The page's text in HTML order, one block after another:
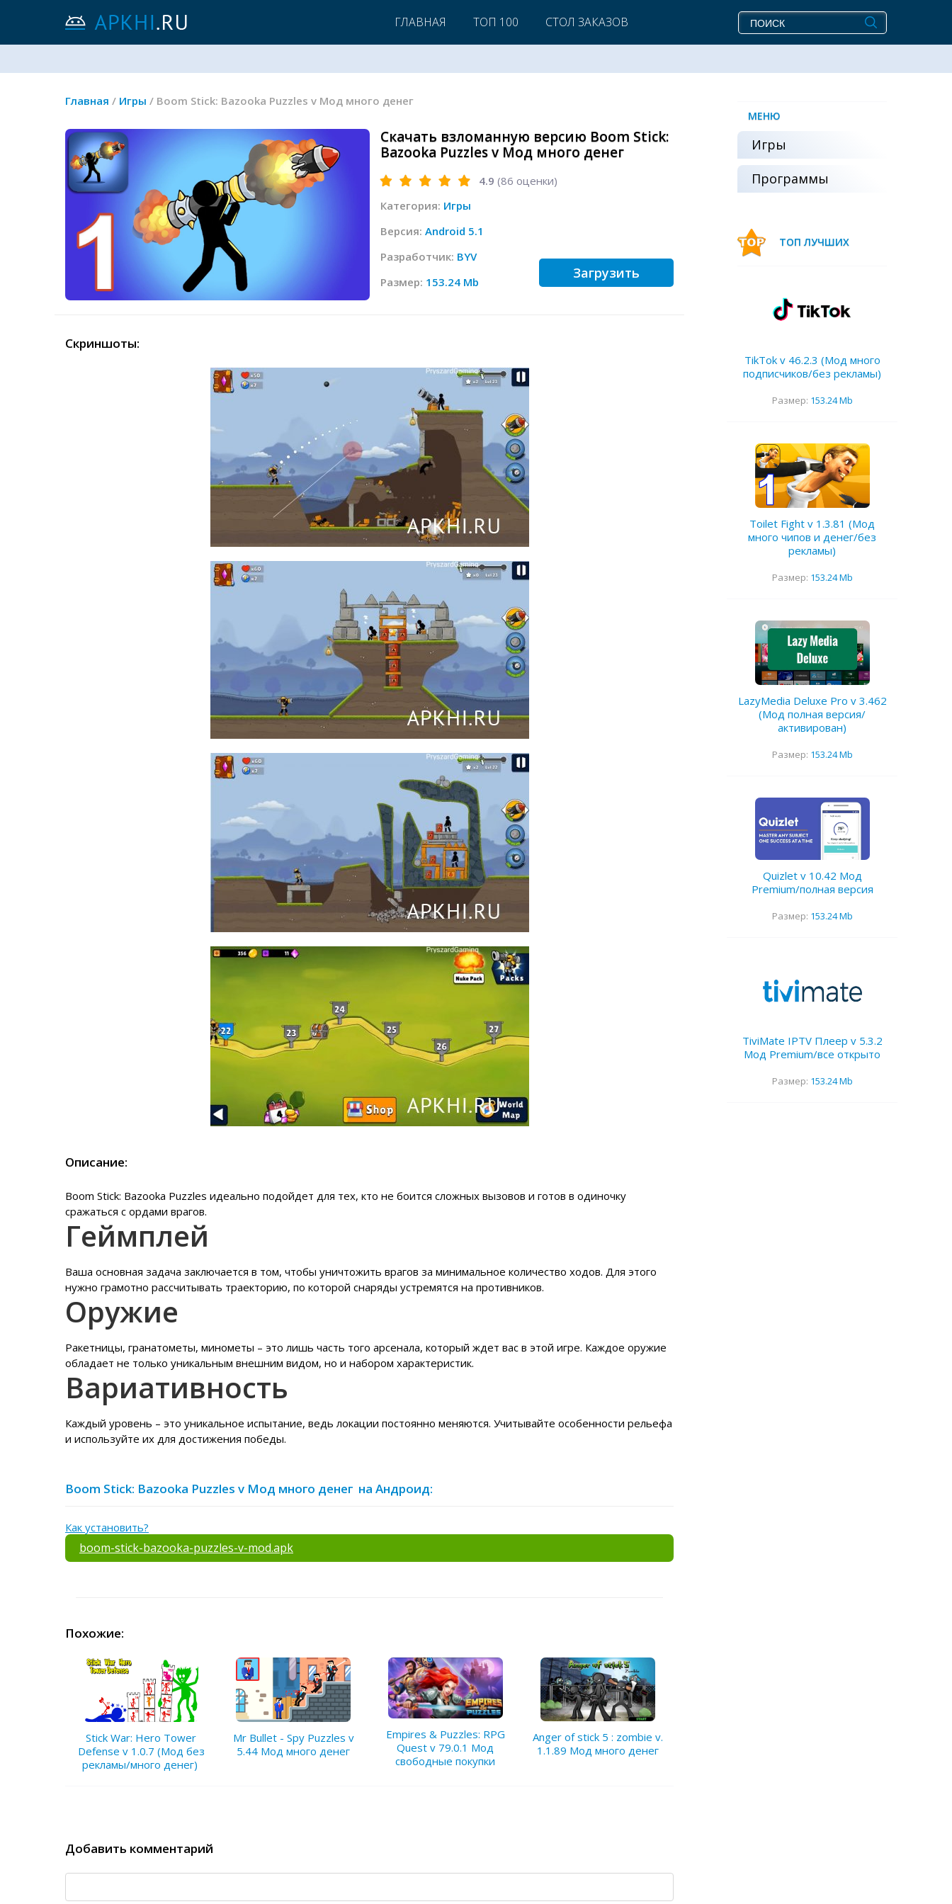
ГЛАВНАЯ ТОП 100 СТОЛ ЗАКАЗОВ
Главная / Игры / Boom Stick: Bazooka Puzzles v Мод много денег
Скачать взломанную версию Boom Stick:
Bazooka Puzzles v Мод много денег
4.9 (86 оценки)
Категория: Игры
Версия: Android 5.1
Разработчик: BYV
Размер: 153.24 Mb
Загрузить
Скриншоты:
Описание:
Boom Stick: Bazooka Puzzles идеально подойдет для тех, кто не боится сложных вызовов и готов в одиночку
сражаться с ордами врагов.
Геймплей
Ваша основная задача заключается в том, чтобы уничтожить врагов за минимальное количество ходов. Для этого
нужно грамотно рассчитывать траекторию, по которой снаряды устремятся на противников.
Оружие
Ракетницы, гранатометы, минометы – это лишь часть того арсенала, который ждет вас в этой игре. Каждое оружие
обладает не только уникальным внешним видом, но и набором характеристик.
Вариативность
Каждый уровень – это уникальное испытание, ведь локации постоянно меняются. Учитывайте особенности рельефа
и используйте их для достижения победы.
Boom Stick: Bazooka Puzzles v Мод много денег на Андроид:
Как установить?
boom-stick-bazooka-puzzles-v-mod.apk
Похожие:
Stick War: Hero Tower
Defense v 1.0.7 (Мод без
рекламы/много денег)
Mr Bullet - Spy Puzzles v
5.44 Мод много денег
Empires & Puzzles: RPG
Quest v 79.0.1 Мод
свободные покупки
Anger of stick 5 : zombie v.
1.1.89 Мод много денег
Добавить комментарий
МЕНЮ
Игры
Программы
ТОП ЛУЧШИХ
TikTok v 46.2.3 (Мод много
подписчиков/без рекламы)
Размер: 153.24 Mb
Toilet Fight v 1.3.81 (Мод
много чипов и денег/без
рекламы)
Размер: 153.24 Mb
LazyMedia Deluxe Pro v 3.462
(Мод полная версия/
активирован)
Размер: 153.24 Mb
Quizlet v 10.42 Мод
Premium/полная версия
Размер: 153.24 Mb
TiviMate IPTV Плеер v 5.3.2
Мод Premium/все открыто
Размер: 153.24 Mb